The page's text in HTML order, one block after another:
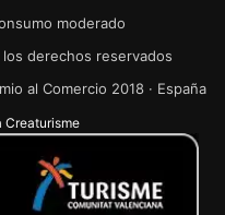
moderado
derechos reservados
al Comercio 2018 · España
Creaturisme